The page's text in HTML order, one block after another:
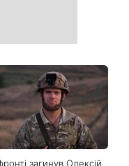
Незалежності 2026:
вихідний 24 серпня